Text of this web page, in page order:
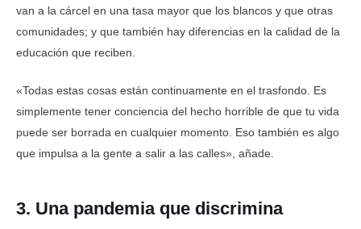
van a la cárcel en una tasa mayor que los blancos y que otras
comunidades; y que también hay diferencias en la calidad de la
educación que reciben.
«Todas estas cosas están continuamente en el trasfondo. Es
simplemente tener conciencia del hecho horrible de que tu vida
puede ser borrada en cualquier momento. Eso también es algo
que impulsa a la gente a salir a las calles», añade.
3. Una pandemia que discrimina